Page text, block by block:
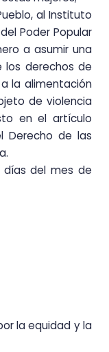
al Instituto
Poder Popular
a asumir una
los derechos de
la alimentación
de violencia
en el artículo
Derecho de las
días del mes de
la equidad y la